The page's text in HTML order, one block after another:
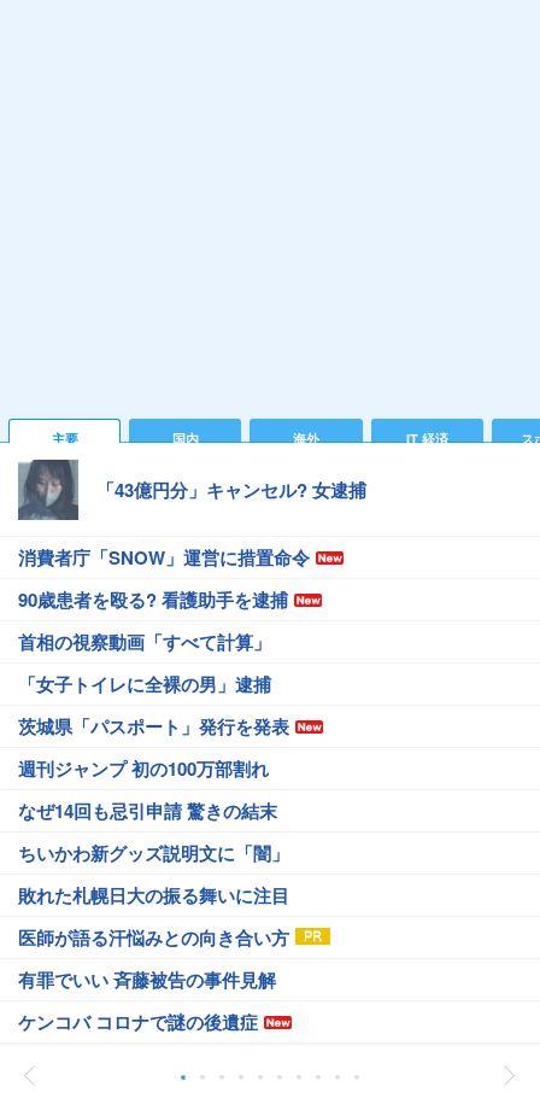
主要 国内 海外 IT 経済 ス
「43億円分」キャンセル? 女逮捕
消費者庁「SNOW」運営に措置命令
90歳患者を殴る? 看護助手を逮捕
首相の視察動画「すべて計算」
「女子トイレに全裸の男」逮捕
茨城県「パスポート」発行を発表
週刊ジャンプ 初の100万部割れ
なぜ14回も忌引申請 驚きの結末
ちいかわ新グッズ説明文に「闇」
敗れた札幌日大の振る舞いに注目
医師が語る汗悩みとの向き合い方
有罪でいい 斉藤被告の事件見解
ケンコバ コロナで謎の後遺症